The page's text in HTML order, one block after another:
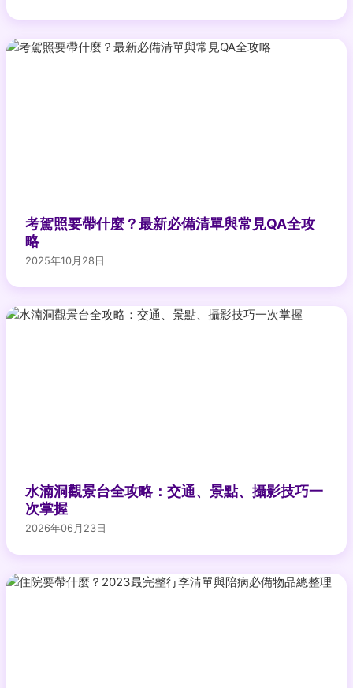
考駕照要帶什麼？最新必備清單與常見QA全攻
略
2025年10月28日
水湳洞觀景台全攻略：交通、景點、攝影技巧一
次掌握
2026年06月23日